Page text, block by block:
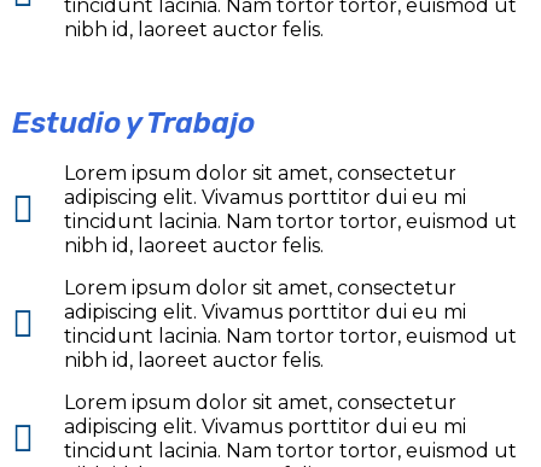
tincidunt lacinia. Nam tortor tortor, euismod ut
nibh id, laoreet auctor felis.
Estudio y Trabajo
Lorem ipsum dolor sit amet, consectetur
adipiscing elit. Vivamus porttitor dui eu mi
tincidunt lacinia. Nam tortor tortor, euismod ut
nibh id, laoreet auctor felis.
Lorem ipsum dolor sit amet, consectetur
adipiscing elit. Vivamus porttitor dui eu mi
tincidunt lacinia. Nam tortor tortor, euismod ut
nibh id, laoreet auctor felis.
Lorem ipsum dolor sit amet, consectetur
adipiscing elit. Vivamus porttitor dui eu mi
tincidunt lacinia. Nam tortor tortor, euismod ut